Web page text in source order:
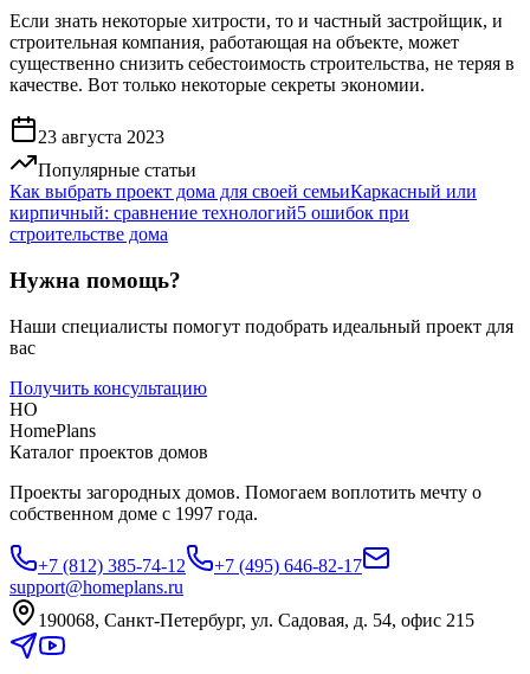
Если знать некоторые хитрости, то и частный застройщик, и
строительная компания, работающая на объекте, может
существенно снизить себестоимость строительства, не теряя в
качестве. Вот только некоторые секреты экономии.
23 августа 2023
Популярные статьи
Как выбрать проект дома для своей семьиКаркасный или
кирпичный: сравнение технологий5 ошибок при
строительстве дома
Нужна помощь?
Наши специалисты помогут подобрать идеальный проект для
вас
Получить консультацию
HO
HomePlans
Каталог проектов домов
Проекты загородных домов. Помогаем воплотить мечту о
собственном доме с 1997 года.
+7 (812) 385-74-12
+7 (495) 646-82-17
support@homeplans.ru
190068, Санкт-Петербург, ул. Садовая, д. 54, офис 215